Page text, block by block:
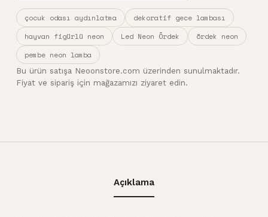
çocuk odası aydınlatma
dekoratif gece lambası
hayvan figürlü neon
Led Neon Ördek
ördek neon
pembe neon lamba
Bu ürün satışa Neoonstore.com üzerinden sunulmaktadır.
Fiyat ve sipariş için mağazamızı ziyaret edin.
Açıklama